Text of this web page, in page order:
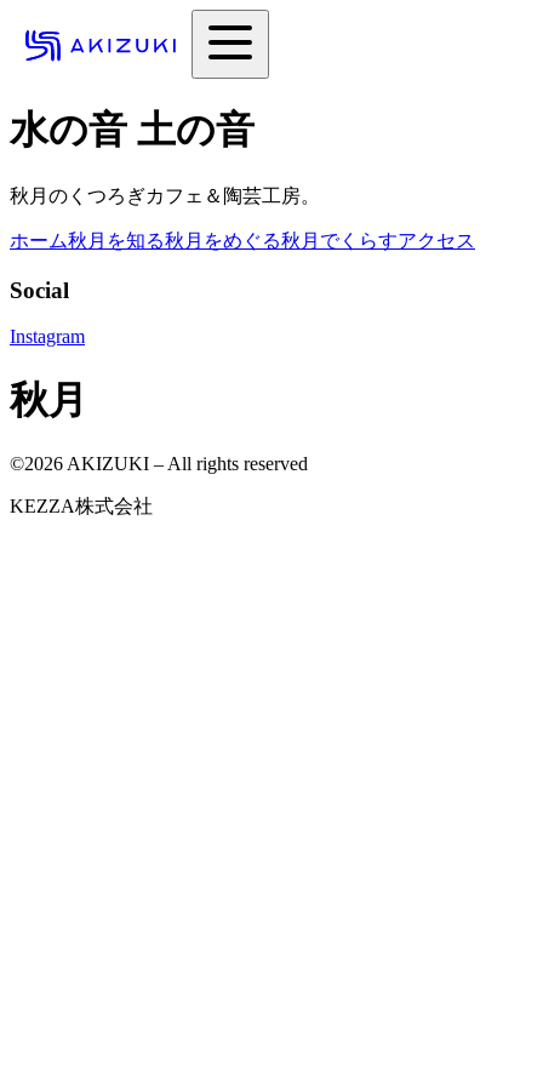
水の音 土の音
秋月のくつろぎカフェ＆陶芸工房。
ホーム秋月を知る秋月をめぐる秋月でくらすアクセス
Social
Instagram
秋月
©2026 AKIZUKI – All rights reserved
KEZZA株式会社